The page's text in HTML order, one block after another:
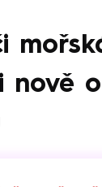
nově